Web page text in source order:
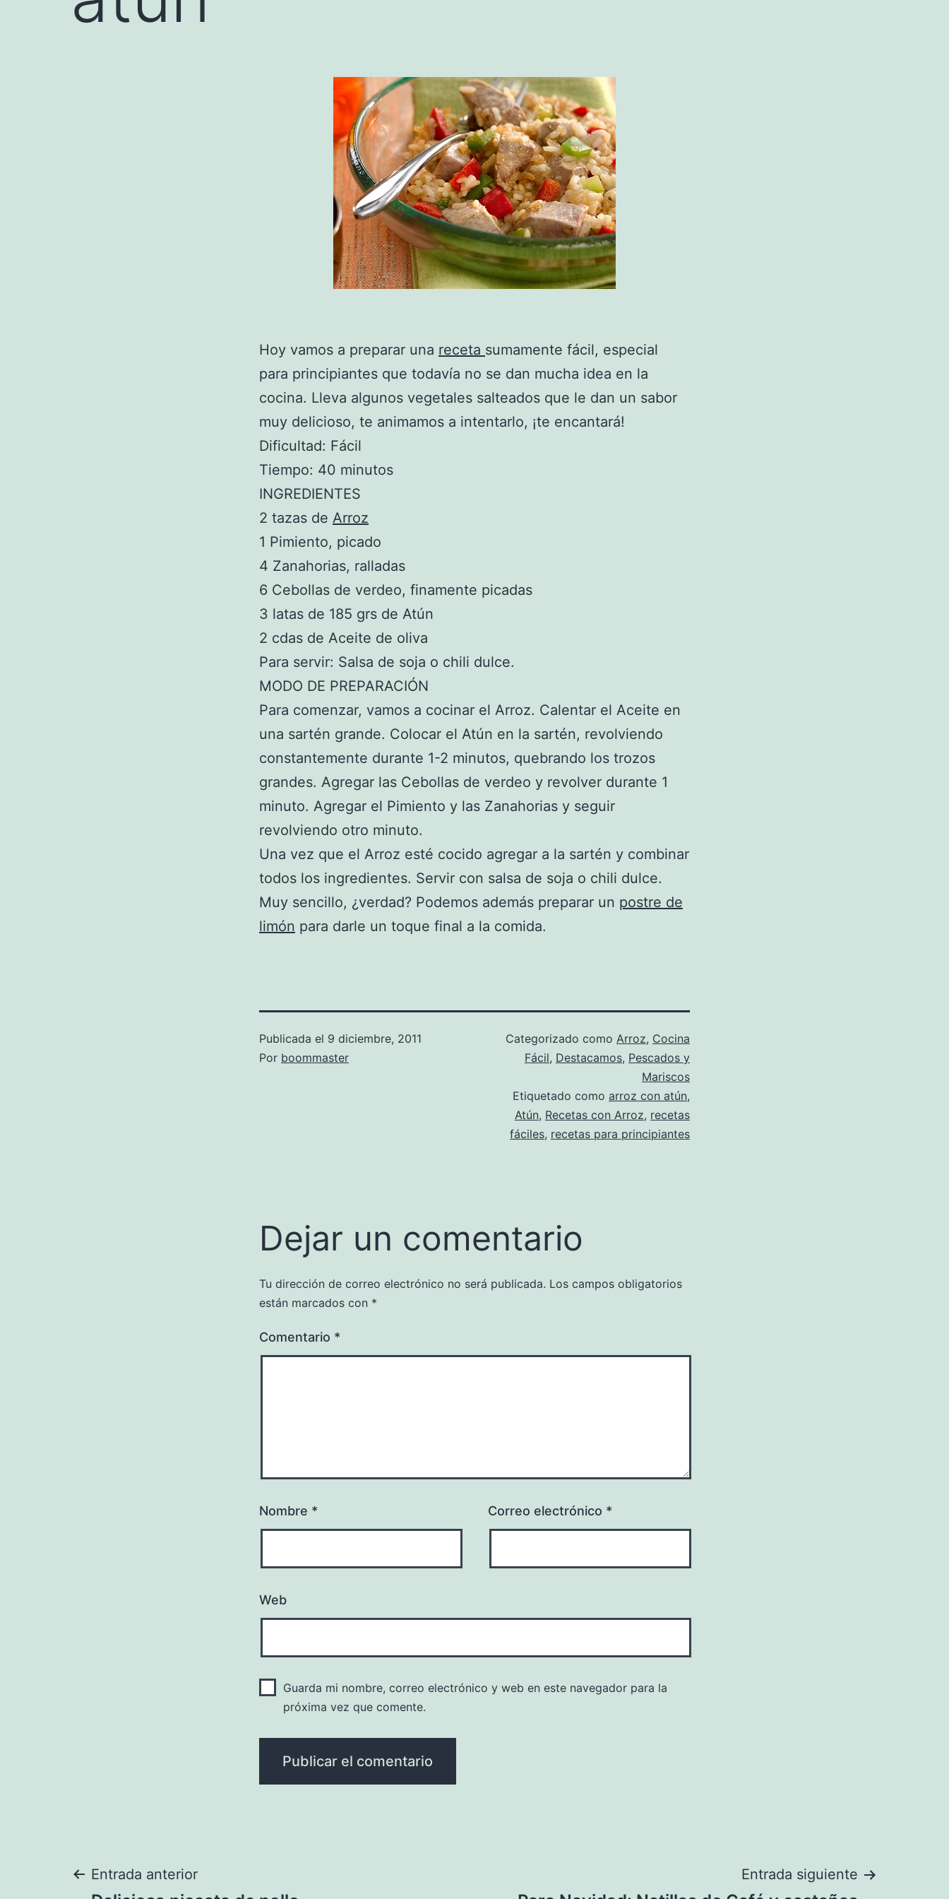
Hoy vamos a preparar una receta sumamente fácil, especial
para principiantes que todavía no se dan mucha idea en la
cocina. Lleva algunos vegetales salteados que le dan un sabor
muy delicioso, te animamos a intentarlo, ¡te encantará!
Dificultad: Fácil
Tiempo: 40 minutos
INGREDIENTES
2 tazas de Arroz
1 Pimiento, picado
4 Zanahorias, ralladas
6 Cebollas de verdeo, finamente picadas
3 latas de 185 grs de Atún
2 cdas de Aceite de oliva
Para servir: Salsa de soja o chili dulce.
MODO DE PREPARACIÓN
Para comenzar, vamos a cocinar el Arroz. Calentar el Aceite en
una sartén grande. Colocar el Atún en la sartén, revolviendo
constantemente durante 1-2 minutos, quebrando los trozos
grandes. Agregar las Cebollas de verdeo y revolver durante 1
minuto. Agregar el Pimiento y las Zanahorias y seguir
revolviendo otro minuto.
Una vez que el Arroz esté cocido agregar a la sartén y combinar
todos los ingredientes. Servir con salsa de soja o chili dulce.
Muy sencillo, ¿verdad? Podemos además preparar un postre de
limón para darle un toque final a la comida.
Publicada el 9 diciembre, 2011
Por boommaster
Categorizado como Arroz, Cocina
Fácil, Destacamos, Pescados y
Mariscos
Etiquetado como arroz con atún,
Atún, Recetas con Arroz, recetas
fáciles, recetas para principiantes
Dejar un comentario
Tu dirección de correo electrónico no será publicada. Los campos obligatorios
están marcados con *
Comentario *
Nombre * Correo electrónico *
Web
Guarda mi nombre, correo electrónico y web en este navegador para la
próxima vez que comente.
Navegación
Entrada anterior Entrada siguiente